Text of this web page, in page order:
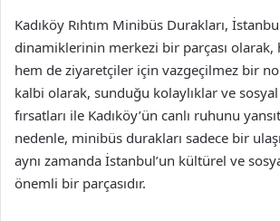
Kadıköy Rıhtım Minibüs Durakları,
dinamiklerinin merkezi bir parçası olarak,
hem de ziyaretçiler için vazgeçilmez bir
kalbi olarak, sunduğu kolaylıklar ve
fırsatları ile Kadıköy’ün canlı ruhunu
nedenle, minibüs durakları sadece bir
aynı zamanda İstanbul’un kültürel ve
önemli bir parçasıdır.